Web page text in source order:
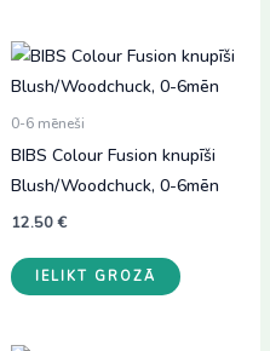
0-6 mēneši
BIBS Colour Fusion knupīši
Blush/Woodchuck, 0-6mēn
12.50€
IELIKT GROZĀ